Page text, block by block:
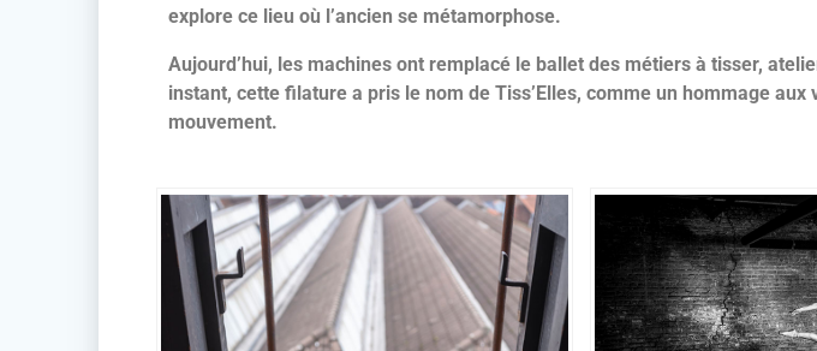
explore ce lieu où l’ancien se métamorphose.
Aujourd’hui, les machines ont remplacé le ballet des métiers à tisser,
instant, cette filature a pris le nom de Tiss’Elles, comme un hommage
mouvement.